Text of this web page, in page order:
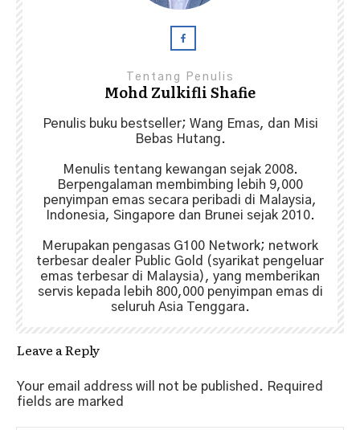
Tentang Penulis
Mohd Zulkifli Shafie
Penulis buku bestseller; Wang Emas, dan Misi
Bebas Hutang.
Menulis tentang kewangan sejak 2008.
Berpengalaman membimbing lebih 9,000
penyimpan emas secara peribadi di Malaysia,
Indonesia, Singapore dan Brunei sejak 2010.
Merupakan pengasas G100 Network; network
terbesar dealer Public Gold (syarikat pengeluar
emas terbesar di Malaysia), yang memberikan
servis kepada lebih 800,000 penyimpan emas di
seluruh Asia Tenggara.
Leave a Reply
Your email address will not be published. Required
fields are marked